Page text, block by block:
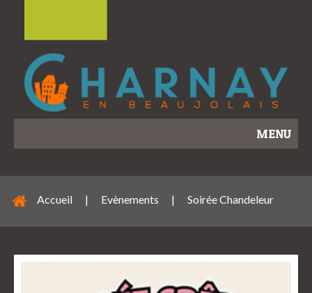
MENU
Accueil | Evènements | Soirée Chandeleur